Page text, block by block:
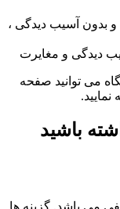
بدون آسیب دیدگی ،
دیدگی و مغایرت
می توانید صفحه
نمایید.
باشید